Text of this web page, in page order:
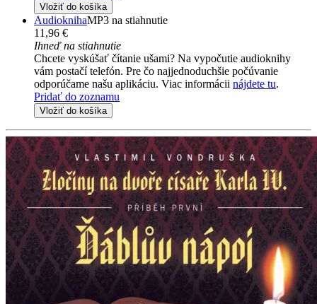
Vložiť do košíka
AudioknihaMP3 na stiahnutie
11,96 €
Ihneď na stiahnutie
Chcete vyskúšať čítanie ušami? Na vypočutie audioknihy
vám postačí telefón. Pre čo najjednoduchšie počúvanie
odporúčame našu aplikáciu. Viac informácii nájdete tu.
Pridať do zoznamu
Vložiť do košíka